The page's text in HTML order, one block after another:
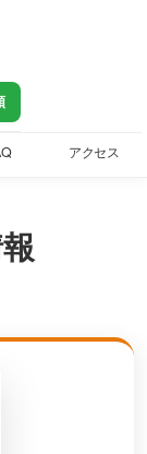
アクセス